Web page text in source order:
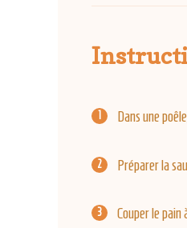
Dans une
Préparer la
Couper le